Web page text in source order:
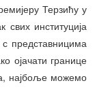
Терзићу у
свих институција
представницима
ојачати границе
најбоље можемо